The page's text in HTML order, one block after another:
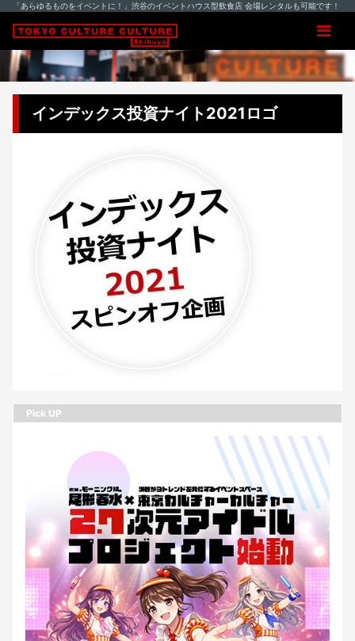
「あらゆるものをイベントに！」渋谷のイベントハウス型飲食店 会場レンタルも可能です！
インデックス投資ナイト2021ロゴ
Pick UP